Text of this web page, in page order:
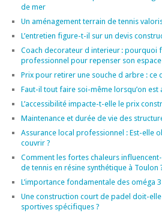
de mer
Un aménagement terrain de tennis
L’entretien figure-t-il sur un devis
Coach decorateur d interieur : pourquoi
professionnel pour repenser son espace
Prix pour retirer une souche d arbre : ce
Faut-il tout faire soi-même lorsqu’on est
L’accessibilité impacte-t-elle le prix
Maintenance et durée de vie des
Assurance local professionnel : Est-elle
couvrir ?
Comment les fortes chaleurs
de tennis en résine synthétique à Toulon
L’importance fondamentale des oméga
Une construction court de padel doit-
sportives spécifiques ?